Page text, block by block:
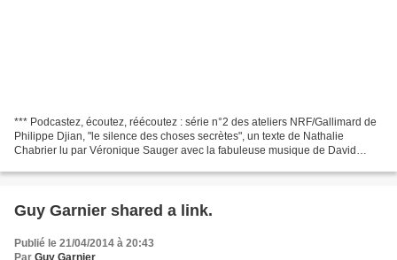
*** Podcastez, écoutez, réécoutez : série n°2 des ateliers NRF/Gallimard de
Philippe Djian, "le silence des choses secrètes", un texte de Nathalie
Chabrier lu par Véronique Sauger avec la fabuleuse musique de David
Guy Garnier shared a link.
Publié le 21/04/2014 à 20:43
Par Guy Garnier